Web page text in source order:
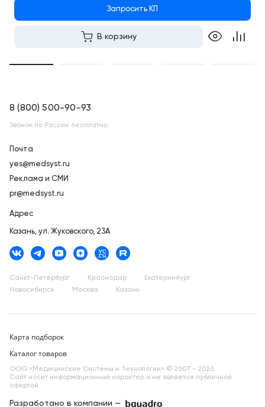
Запросить КП
В корзину
8 (800) 500-90-93
Звонок по России бесплатно
Почта
yes@medsyst.ru
Реклама и СМИ
pr@medsyst.ru
Адрес
Казань, ул. Жуковского, 23А
Санкт-Петербург Краснодар
Екатеринбург
Новосибирск
Москва Казань
Карта подборок
Каталог товаров
ООО «Медицинские Системы и Технологии» © 2007 - 2026.
Сайт носит информационный характер и не является публичной
офертой.
Разработано в компании —